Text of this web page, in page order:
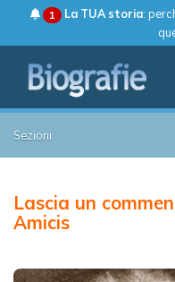
1 La TUA storia:
Sezioni
Lascia un
Amicis